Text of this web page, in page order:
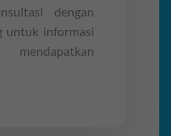
dengan
untuk informasi